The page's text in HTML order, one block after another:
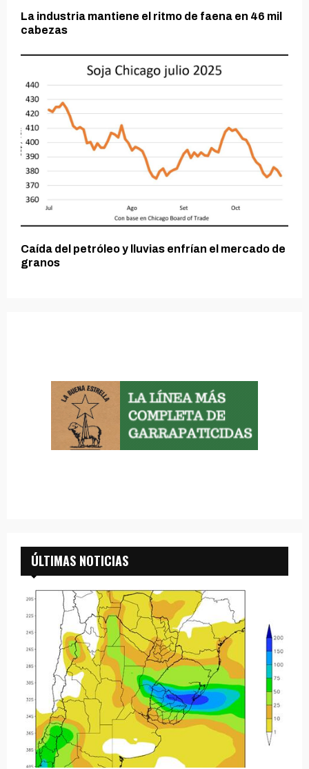
La industria mantiene el ritmo de faena en 46 mil
cabezas
Caída del petróleo y lluvias enfrían el mercado de
granos
ÚLTIMAS NOTICIAS